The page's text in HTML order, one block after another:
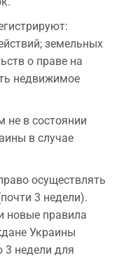
земельных
о праве на
недвижимое
не в состоянии
в случае
осуществлять
3 недели).
новые правила
Украины
3 недели для